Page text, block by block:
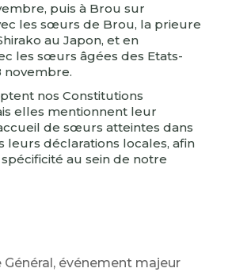
puis à Brou sur
les sœurs de Brou, la prieure
au Japon, et en
les sœurs âgées des Etats-
novembre.
nos Constitutions
elles mentionnent leur
de sœurs atteintes dans
leurs déclarations locales, afin
au sein de notre
événement majeur